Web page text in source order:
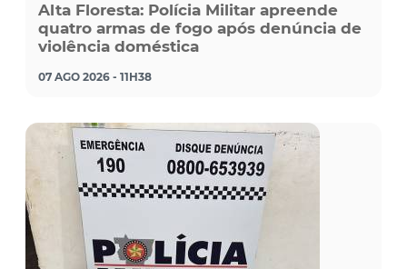
Alta Floresta: Polícia Militar apreende
quatro armas de fogo após denúncia de
violência doméstica
07 AGO 2026 - 11H38